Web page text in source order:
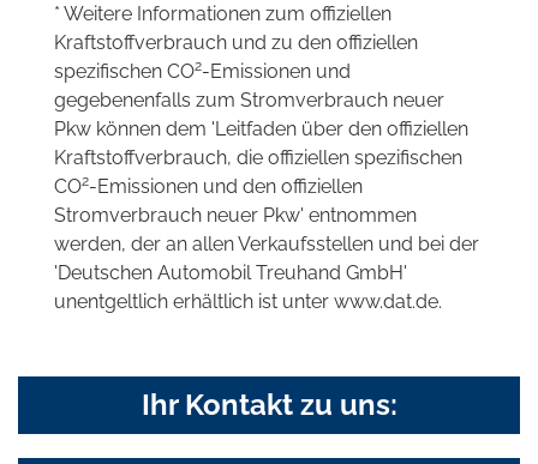
* Weitere Informationen zum offiziellen
Kraftstoffverbrauch und zu den offiziellen
spezifischen CO2-Emissionen und
gegebenenfalls zum Stromverbrauch neuer
Pkw können dem 'Leitfaden über den offiziellen
Kraftstoffverbrauch, die offiziellen spezifischen
CO2-Emissionen und den offiziellen
Stromverbrauch neuer Pkw' entnommen
werden, der an allen Verkaufsstellen und bei der
'Deutschen Automobil Treuhand GmbH'
unentgeltlich erhältlich ist unter www.dat.de.
Ihr Kontakt zu uns: